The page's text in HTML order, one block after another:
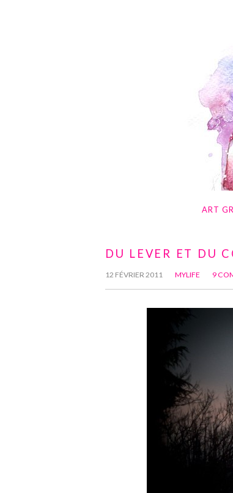
ART
DU LEVER ET DU
12 FÉVRIER 2011 MYLIFE 9